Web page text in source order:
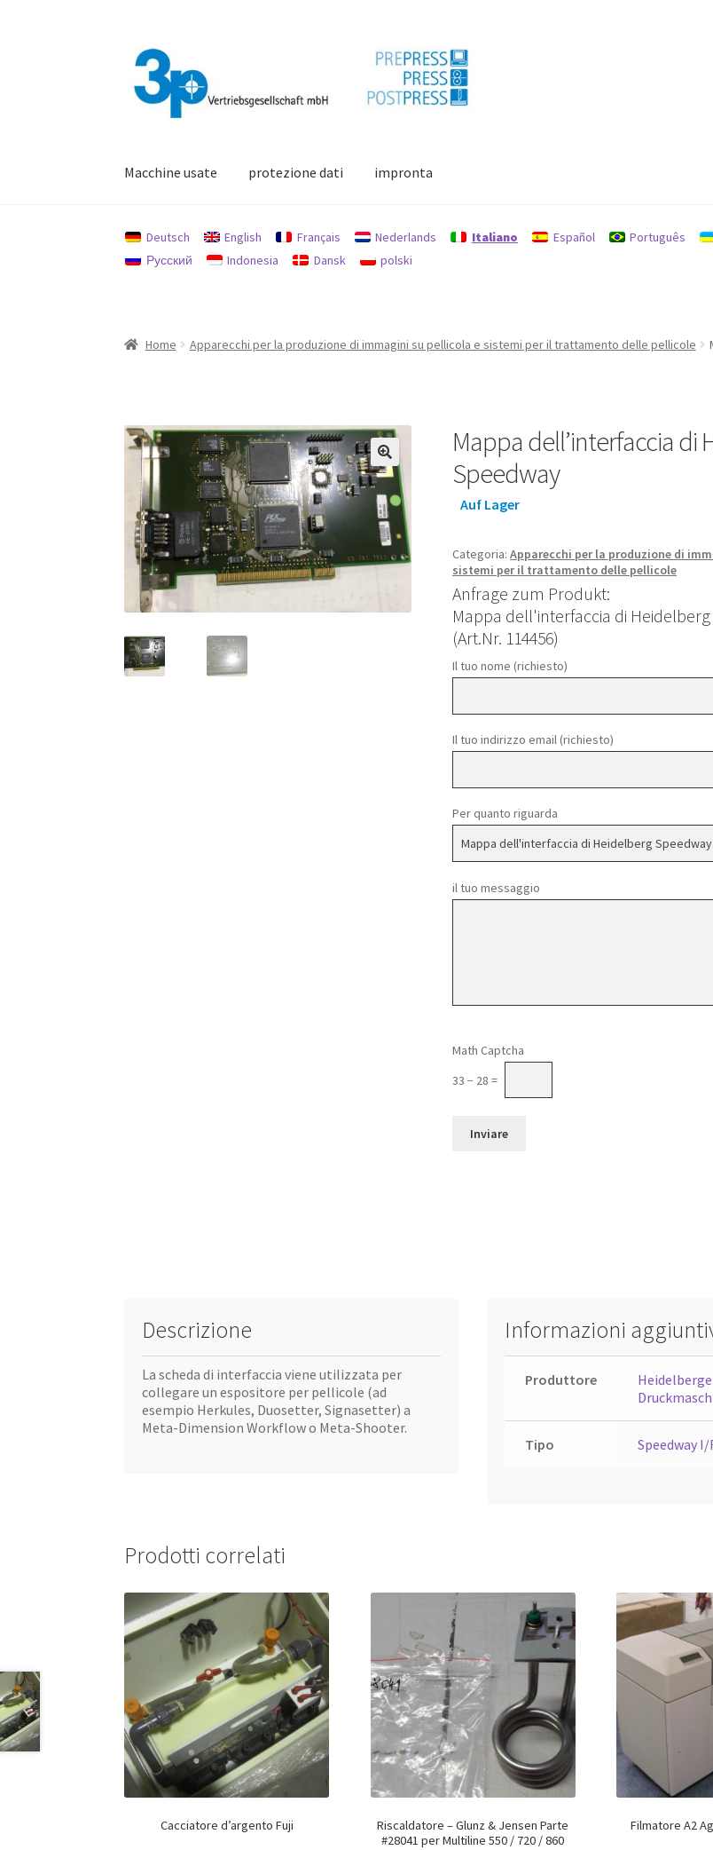
alla
navigazione
al
contenuto
Macchine usate protezione dati impronta
Deutsch English Français Nederlands Italiano Español Português
Русский
Indonesia Dansk polski
Home Apparecchi per la produzione di immagini su pellicola e sistemi per il trattamento delle pellicole
Mappa dell’interfaccia di
Speedway
Auf Lager
Categoria:Apparecchi per la produzione di
sistemi per il trattamento delle pellicole
Anfrage zum Produkt:
Mappa dell'interfaccia di
(Art.Nr. 114456)
Il tuo nome (richiesto)
Il tuo indirizzo email (richiesto)
Per quanto riguarda
il tuo messaggio
Math Captcha
33 − 28 =
Descrizione
La scheda di interfaccia viene utilizzata per
collegare un espositore per pellicole (ad
esempio Herkules, Duosetter, Signasetter) a
Meta-Dimension Workflow o Meta-Shooter.
Informazioni
Produttore
Tipo Speedway
Prodotti correlati
Cacciatore d’argento Fuji
Riscaldatore – Glunz & Jensen Parte
#28041 per Multiline 550 / 720 / 860
Filmatore A2